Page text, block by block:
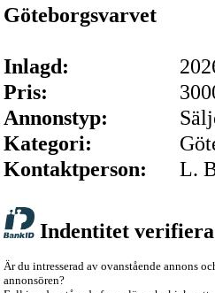
Göteborgsvarvet
Inlagd:
Pris:
Annonstyp:
Kategori:
Kontaktperson:
L.
Indentitet
Är du intresserad av ovanstående annons
annonsören?